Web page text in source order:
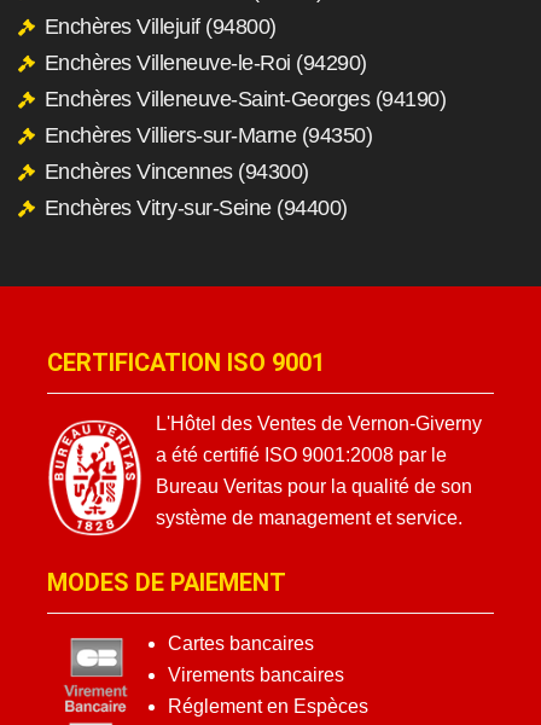
Enchères Villejuif (94800)
Enchères Villeneuve-le-Roi (94290)
Enchères Villeneuve-Saint-Georges (94190)
Enchères Villiers-sur-Marne (94350)
Enchères Vincennes (94300)
Enchères Vitry-sur-Seine (94400)
CERTIFICATION ISO 9001
L'Hôtel des Ventes de Vernon-Giverny
a été certifié ISO 9001:2008 par le
Bureau Veritas pour la qualité de son
système de management et service.
MODES DE PAIEMENT
Cartes bancaires
Virements bancaires
Réglement en Espèces